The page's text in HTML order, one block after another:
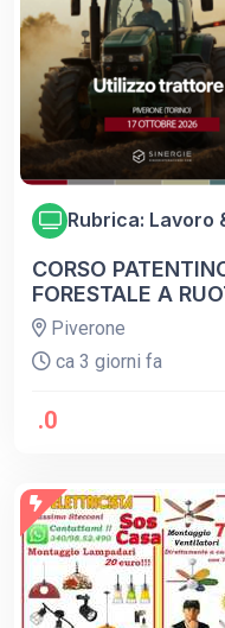
Rubrica: Lavoro
CORSO
FORESTALE A
Piverone
ca 3 giorni fa
.0